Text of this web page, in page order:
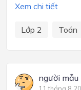
Xem chi tiết
Lớp 2 Toán
người mẫu